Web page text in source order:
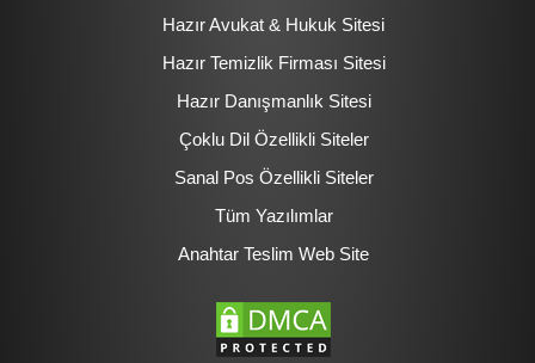
Hazır Avukat & Hukuk Sitesi
Hazır Temizlik Firması Sitesi
Hazır Danışmanlık Sitesi
Çoklu Dil Özellikli Siteler
Sanal Pos Özellikli Siteler
Tüm Yazılımlar
Anahtar Teslim Web Site